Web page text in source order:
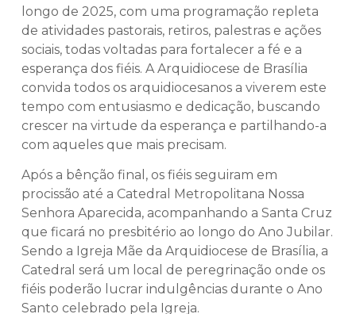
longo de 2025, com uma programação repleta
de atividades pastorais, retiros, palestras e ações
sociais, todas voltadas para fortalecer a fé e a
esperança dos fiéis. A Arquidiocese de Brasília
convida todos os arquidiocesanos a viverem este
tempo com entusiasmo e dedicação, buscando
crescer na virtude da esperança e partilhando-a
com aqueles que mais precisam.
Após a bênção final, os fiéis seguiram em
procissão até a Catedral Metropolitana Nossa
Senhora Aparecida, acompanhando a Santa Cruz
que ficará no presbitério ao longo do Ano Jubilar.
Sendo a Igreja Mãe da Arquidiocese de Brasília, a
Catedral será um local de peregrinação onde os
fiéis poderão lucrar indulgências durante o Ano
Santo celebrado pela Igreja.